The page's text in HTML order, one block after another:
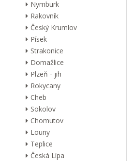
Nymburk
Rakovník
Český Krumlov
Písek
Strakonice
Domažlice
Plzeň - jih
Rokycany
Cheb
Sokolov
Chomutov
Louny
Teplice
Česká Lípa